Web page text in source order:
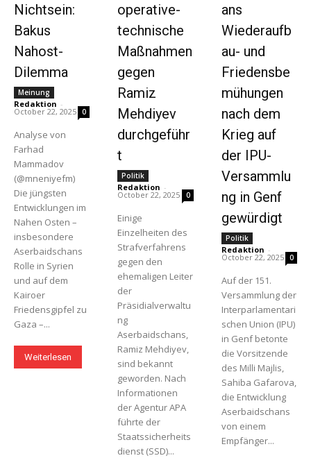
Nichtsein:
Bakus
Nahost-
Dilemma
Meinung
Redaktion -
October 22, 2025 0
Analyse von
Farhad
Mammadov
(@mneniyefm)
Die jüngsten
Entwicklungen im
Nahen Osten –
insbesondere
Aserbaidschans
Rolle in Syrien
und auf dem
Kairoer
Friedensgipfel zu
Gaza –...
Weiterlesen
operative-
technische
Maßnahmen
gegen
Ramiz
Mehdiyev
durchgeführ
t
Politik
Redaktion -
October 22, 2025 0
Einige
Einzelheiten des
Strafverfahrens
gegen den
ehemaligen Leiter
der
Präsidialverwaltu
ng
Aserbaidschans,
Ramiz Mehdiyev,
sind bekannt
geworden. Nach
Informationen
der Agentur APA
führte der
Staatssicherheits
dienst (SSD)...
ans
Wiederaufb
au- und
Friedensbe
mühungen
nach dem
Krieg auf
der IPU-
Versammlu
ng in Genf
gewürdigt
Politik
Redaktion -
October 22, 2025 0
Auf der 151.
Versammlung der
Interparlamentari
schen Union (IPU)
in Genf betonte
die Vorsitzende
des Milli Majlis,
Sahiba Gafarova,
die Entwicklung
Aserbaidschans
von einem
Empfänger...